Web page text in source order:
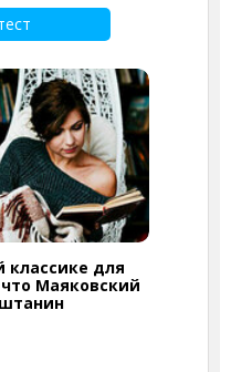
классике для
Маяковский